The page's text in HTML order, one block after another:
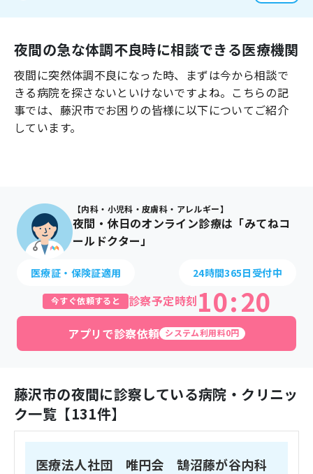
よくあるご質問
夜間の急な体調不良時に相談できる医療機関
夜間に突然体調不良になった時、まずは今から相談で
きる病院を探さないといけないですよね。こちらの記
事では、 藤沢市でお困りの皆様に以下についてご紹介
しています。
【内科・小児科・皮膚科・アレルギー】
夜間・休日のオンライン診療は「みてねコ
ールドクター」
医療証・保険証適用 24時間365日受付中
今すぐ依頼すると 診察予定時刻10:20
アプリで診察依頼 システム利用料0円
藤沢市の夜間に診察している病院・クリニッ
ク一覧【131件】
医療法人社団 唯円会 鵠沼藤が谷内科